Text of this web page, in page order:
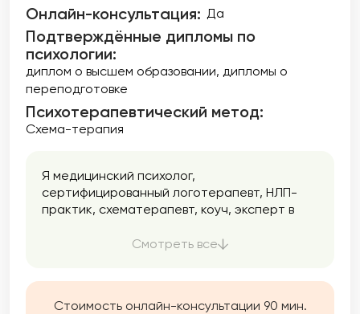
Онлайн-консультация: Да
Подтверждённые дипломы по
психологии:
диплом о высшем образовании дипломы о
переподготовке
Психотерапевтический метод:
Схема-терапия
Я медицинский психолог,
сертифицированный логотерапевт, НЛП-
практик, схематерапевт, коуч, эксперт в
наркологических и поведенческих
Смотреть все
Стоимость онлайн-консультации 90 мин.